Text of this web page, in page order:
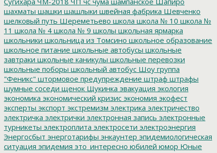
шахматы шашки шашлыки швейная фабрика Шевченко
шелковый путь Шереметьево школа школа № 10 школа №
11 школа № 4 школа № 9 школы школьная ярмарка
школьники школьница из Томсино школьное образование
школьное питание школьные автобусы школьные
завтраки школьные каникулы школьные перевозки
школьные поборы школьный автобус Шоу группа
"Феникс" штормовое предупреждение штраф штрафы
шумные соседи щенок Щукинка эвакуация экология
экономика экономический кризис экономия экофест
эксперты экспорт экстремизм электрика электричество
электричка электрички электронная запись электронные
турникеты электроплита электросети электроэнергия
Энергосбыт энерготарифы энкаунтер эпидемиологическая
ситуация эпидемия это_интересно юбилей юмор Юные